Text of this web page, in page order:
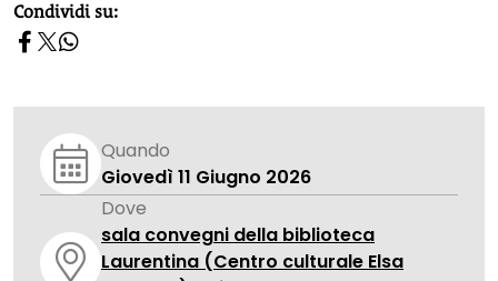
homepage h2
Condividi su:
Quando
Giovedì 11 Giugno 2026
Dove
sala convegni della biblioteca
Laurentina (Centro culturale Elsa